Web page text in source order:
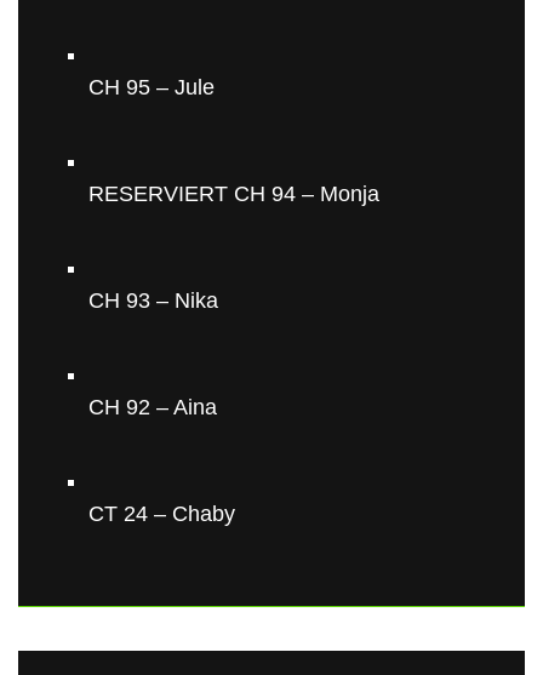
CH 95 – Jule
RESERVIERT CH 94 – Monja
CH 93 – Nika
CH 92 – Aina
CT 24 – Chaby